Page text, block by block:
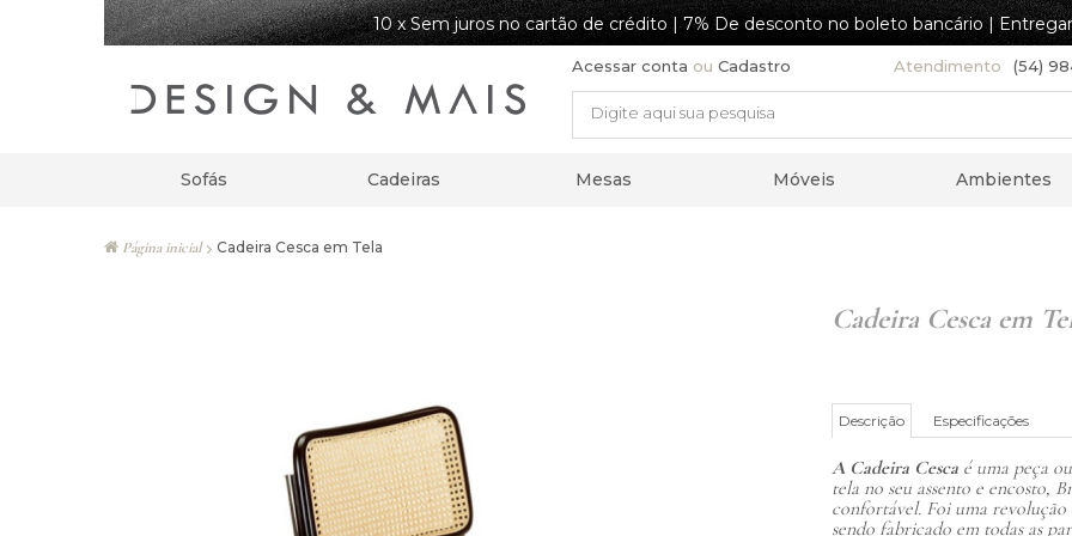
10 x Sem juros no cartão de crédito | 7% De desconto no boleto bancário |
Acessar conta ou Cadastro Atendimento (54)
Sofás Cadeiras Mesas Móveis Ambientes
Página inicial Cadeira Cesca em Tela
Cadeira Cesca em
Descrição
A Cadeira Cesca é uma peça
tela no seu assento e encosto,
confortável. Foi uma
sendo fabricado em todas as
Especificações